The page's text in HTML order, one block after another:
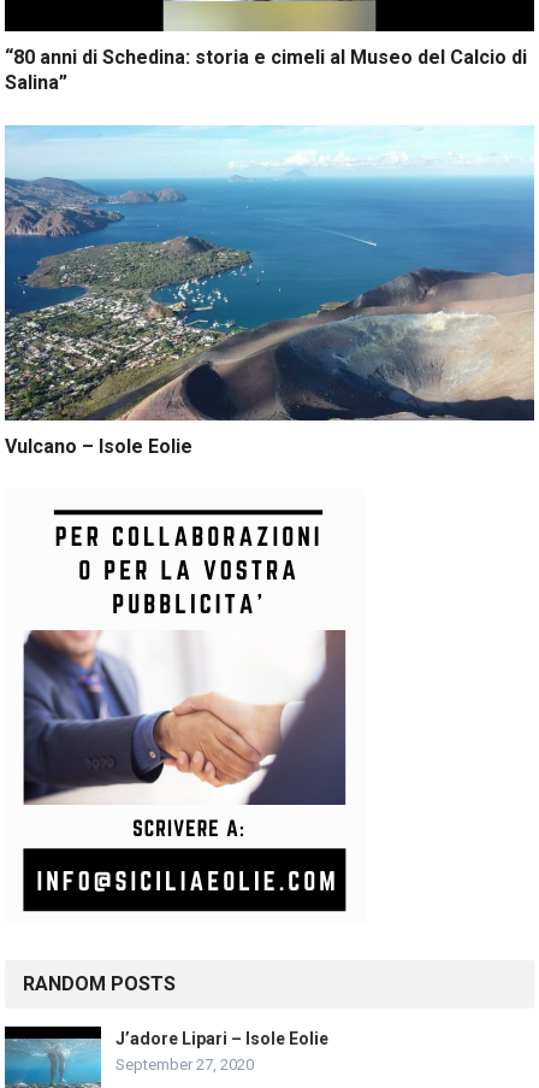
“80 anni di Schedina: storia e cimeli al Museo del Calcio di
Salina”
Vulcano – Isole Eolie
RANDOM POSTS
J’adore Lipari – Isole Eolie
September 27, 2020